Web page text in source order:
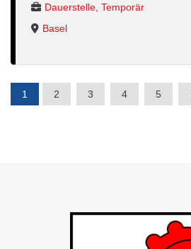
Dauerstelle, Temporär
Basel
1 2 3 4 5